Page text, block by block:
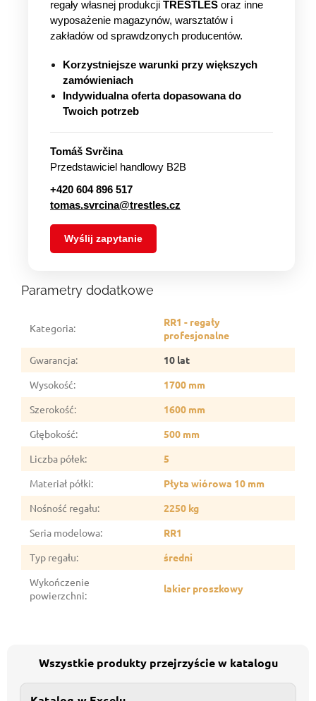
regały własnej produkcji TRESTLES oraz inne
wyposażenie magazynów, warsztatów i
zakładów od sprawdzonych producentów.
Korzystniejsze warunki przy większych
zamówieniach
Indywidualna oferta dopasowana do
Twoich potrzeb
Tomáš Svrčina
Przedstawiciel handlowy B2B
+420 604 896 517
tomas.svrcina@trestles.cz
Wyślij zapytanie
Parametry dodatkowe
Kategoria:
RR1 - regały
profesjonalne
Gwarancja:
10 lat
Wysokość:
1700 mm
Szerokość:
1600 mm
Głębokość:
500 mm
Liczba półek:
5
Materiał półki:
Płyta wiórowa 10 mm
Nośność regału:
2250 kg
Seria modelowa:
RR1
Typ regału:
średni
Wykończenie
powierzchni:
lakier proszkowy
Wszystkie produkty przejrzyście w katalogu